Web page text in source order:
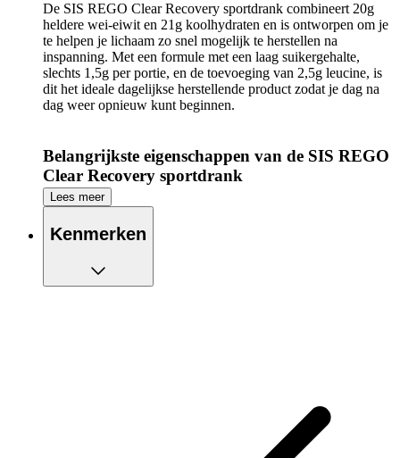
De SIS REGO Clear Recovery sportdrank combineert 20g
heldere wei-eiwit en 21g koolhydraten en is ontworpen om je
te helpen je lichaam zo snel mogelijk te herstellen na
inspanning. Met een formule met een laag suikergehalte,
slechts 1,5g per portie, en de toevoeging van 2,5g leucine, is
dit het ideale dagelijkse herstellende product zodat je dag na
dag weer opnieuw kunt beginnen.
Belangrijkste eigenschappen van de SIS REGO
Clear Recovery sportdrank
Vult aan, herstelt en hydrateert Helpt het herstel na inspanning
te bevorderen Rijk aan eiwitten Mengt gemakkelijk met water
Geschikt voor vegetariërs Ontworpen voor na de training
De wetenschap
koolhydraten om herstel na inspanning te ondersteunen. Met
21g koolhydraten en 20g heldere wei-eiwit isolaat is het de
perfecte mix om de aanvulling van spierglycogeenvoorraden
Lees meer
Kenmerken